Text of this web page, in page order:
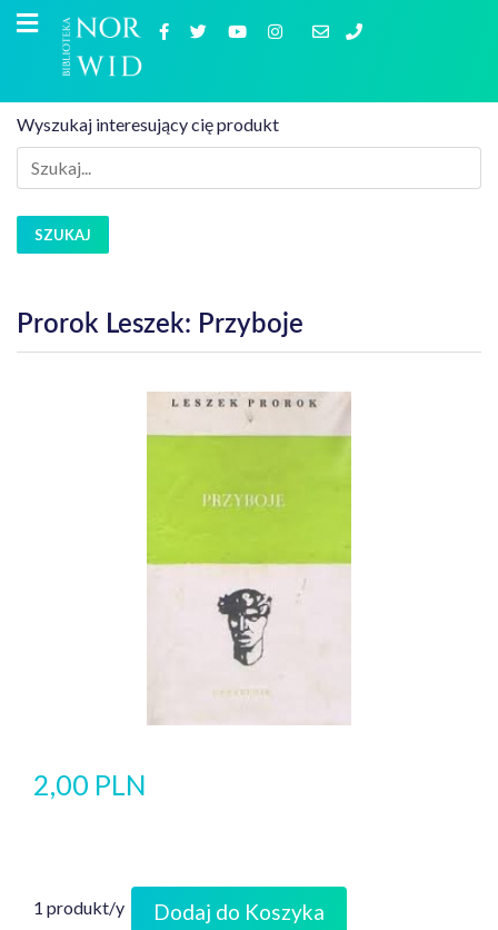
Wyszukaj interesujący cię produkt
SZUKAJ
Prorok Leszek: Przyboje
2,00 PLN
1 produkt/y Dodaj do Koszyka